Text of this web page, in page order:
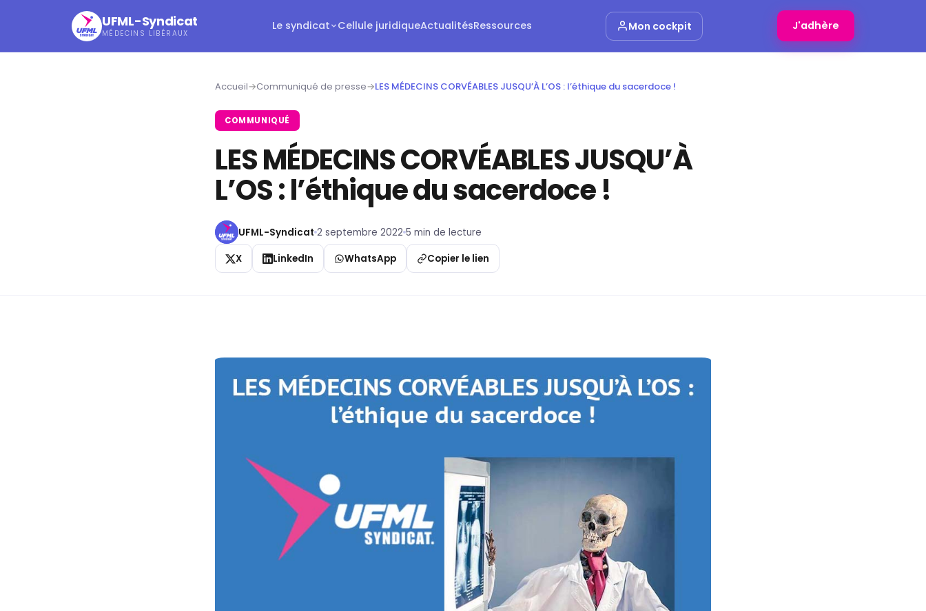
UFML-Syndicat
MÉDECINS LIBÉRAUX
Le syndicat Cellule juridiqueActualitésRessources Mon cockpit J'adhère
Accueil→Communiqué de presse→LES MÉDECINS CORVÉABLES JUSQU’À L’OS : l’éthique du sacerdoce !
COMMUNIQUÉ
LES MÉDECINS CORVÉABLES JUSQU’À
L’OS : l’éthique du sacerdoce !
UFML-Syndicat 2 septembre 2022 5 min de lecture
X
LinkedIn WhatsApp Copier le lien